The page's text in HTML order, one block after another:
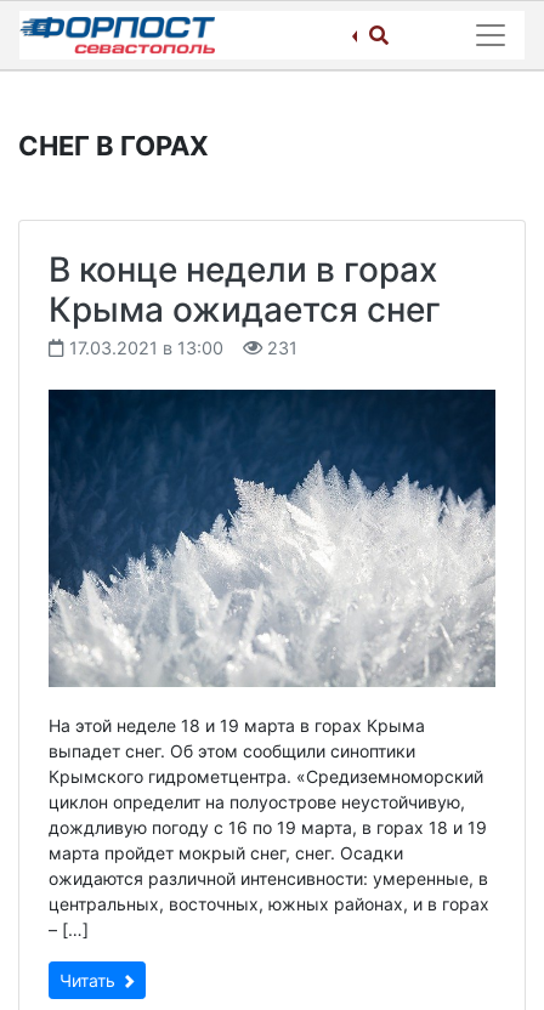
Skip
content
СНЕГ В ГОРАХ
В конце недели в горах
Крыма ожидается снег
17.03.2021 в 13:00 231
На этой неделе 18 и 19 марта в горах Крыма
выпадет снег. Об этом сообщили синоптики
Крымского гидрометцентра. «Средиземноморский
циклон определит на полуострове неустойчивую,
дождливую погоду с 16 по 19 марта, в горах 18 и 19
марта пройдет мокрый снег, снег. Осадки
ожидаются различной интенсивности: умеренные, в
центральных, восточных, южных районах, и в горах
– […]
Читать